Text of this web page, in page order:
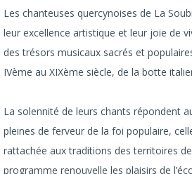
Les chanteuses quercynoises de La
leur excellence artistique et leur joie de
des trésors musicaux sacrés et
IVème au XIXème siècle, de la botte
La solennité de leurs chants répondent
pleines de ferveur de la foi populaire,
rattachée aux traditions des territoires de
programme renouvelle les plaisirs de